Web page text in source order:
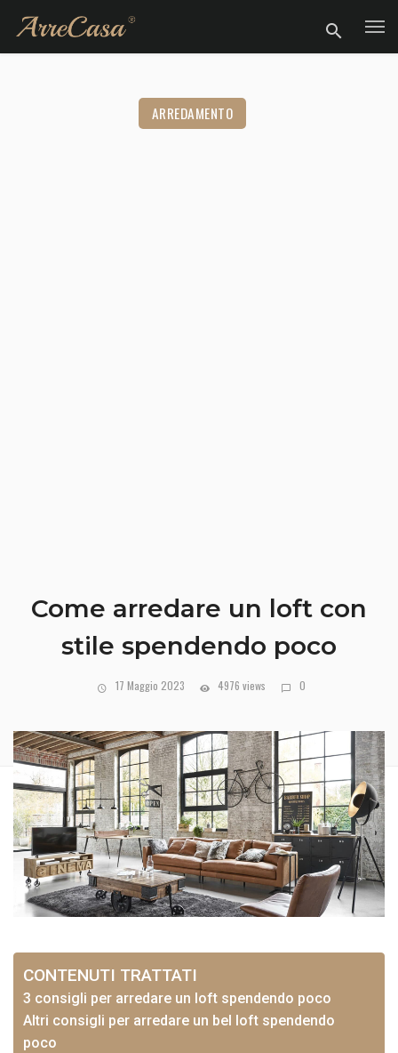
ARREDAMENTO
Come arredare un loft con
stile spendendo poco
17 Maggio 2023 4976 views 0
CONTENUTI TRATTATI
3 consigli per arredare un loft spendendo poco
Altri consigli per arredare un bel loft spendendo
poco